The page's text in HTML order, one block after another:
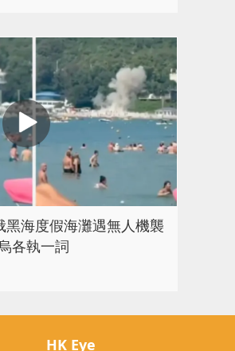
黑海度假海灘遇無人機襲
各執一詞
HK Eye